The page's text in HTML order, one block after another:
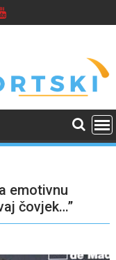
emotivnu
čovjek…”